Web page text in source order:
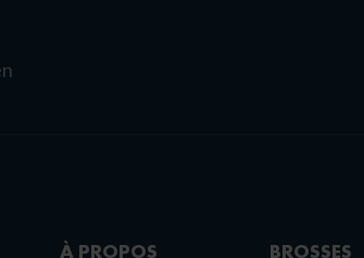
À PROPOS BROSSES